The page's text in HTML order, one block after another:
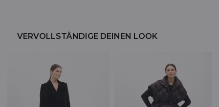
VERVOLLSTÄNDIGE DEINEN LOOK